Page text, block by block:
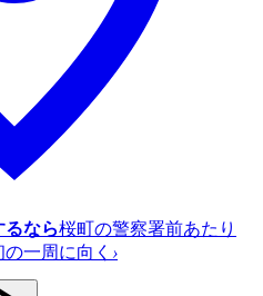
なら桜町の警察署前あたり
一周に向く ›